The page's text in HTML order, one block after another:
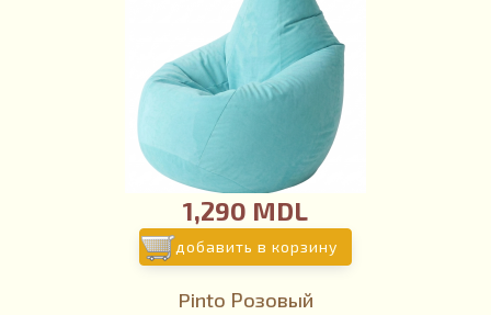
1,290 MDL
добавить в корзину
Pinto Розовый